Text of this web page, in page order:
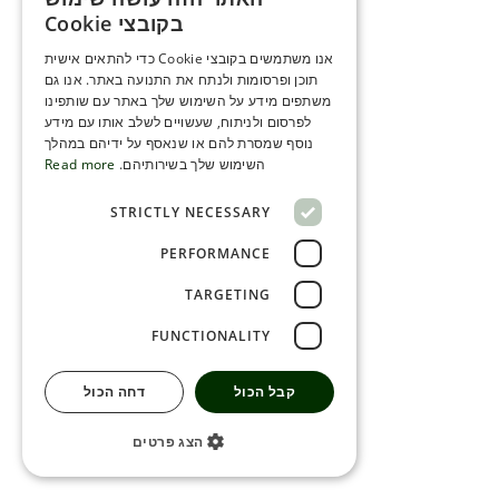
ENGLISH
SERBIA
HEBREW
RUSSIAN
SERBIAN-2
בקובצי Cookie
אנו משתמשים בקובצי Cookie כדי להתאים אישית
תוכן ופרסומות ולנתח את התנועה באתר. אנו גם
משתפים מידע על השימוש שלך באתר עם שותפינו
לפרסום ולניתוח, שעשויים לשלב אותו עם מידע
נוסף שמסרת להם או שנאסף על ידיהם במהלך
השימוש שלך בשירותיהם. Read more
STRICTLY NECESSARY
PERFORMANCE
TARGETING
FUNCTIONALITY
קבל הכול דחה הכול
הצג פרטים